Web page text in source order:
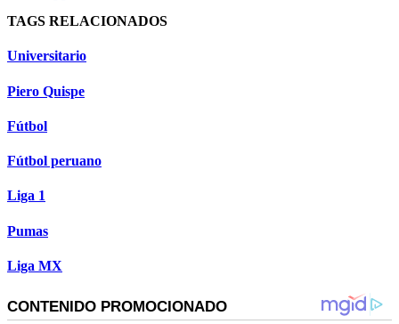
TAGS RELACIONADOS
Universitario
Piero Quispe
Fútbol
Fútbol peruano
Liga 1
Pumas
Liga MX